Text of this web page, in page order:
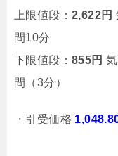
上限値段： 2,622円
間10分
下限値段： 855円
間（3分）
・引受価格